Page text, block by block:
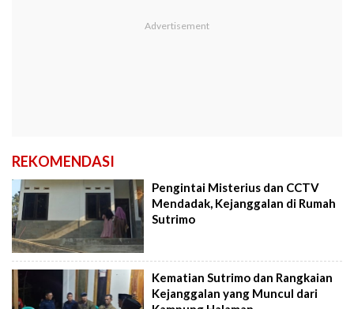
REKOMENDASI
Pengintai Misterius dan CCTV
Mendadak, Kejanggalan di Rumah
Sutrimo
Kematian Sutrimo dan Rangkaian
Kejanggalan yang Muncul dari